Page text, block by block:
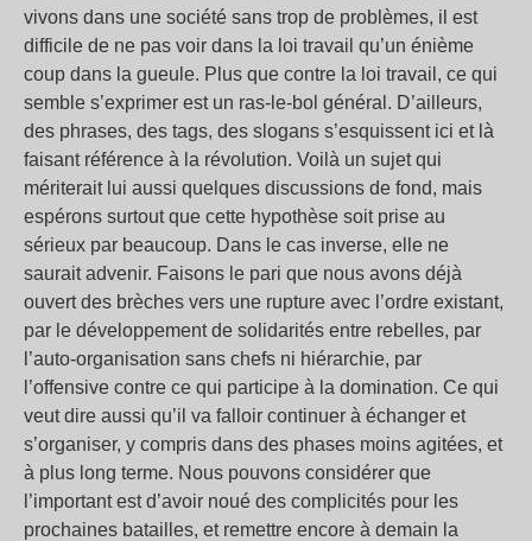
vivons dans une société sans trop de problèmes, il est
difficile de ne pas voir dans la loi travail qu’un énième
coup dans la gueule. Plus que contre la loi travail, ce qui
semble s’exprimer est un ras-le-bol général. D’ailleurs,
des phrases, des tags, des slogans s’esquissent ici et là
faisant référence à la révolution. Voilà un sujet qui
mériterait lui aussi quelques discussions de fond, mais
espérons surtout que cette hypothèse soit prise au
sérieux par beaucoup. Dans le cas inverse, elle ne
saurait advenir. Faisons le pari que nous avons déjà
ouvert des brèches vers une rupture avec l’ordre existant,
par le développement de solidarités entre rebelles, par
l’auto-organisation sans chefs ni hiérarchie, par
l’offensive contre ce qui participe à la domination. Ce qui
veut dire aussi qu’il va falloir continuer à échanger et
s’organiser, y compris dans des phases moins agitées, et
à plus long terme. Nous pouvons considérer que
l’important est d’avoir noué des complicités pour les
prochaines batailles, et remettre encore à demain la